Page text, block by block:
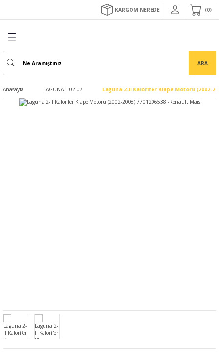
KARGOM NEREDE 0
ARA
Anasayfa LAGUNA II 02-07 Laguna 2-II Kalorifer Klape Motoru (2002-